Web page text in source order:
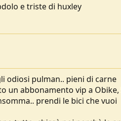
e triste di huxley
odiosi pulman.. pieni di carne
un abbonamento vip a Obike,
prendi le bici che vuoi